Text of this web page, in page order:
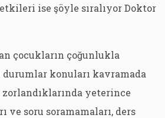
ise şöyle sıralıyor Doktor
çocukların çoğunlukla
konuları kavramada
yeterince
ve soru soramamaları, ders